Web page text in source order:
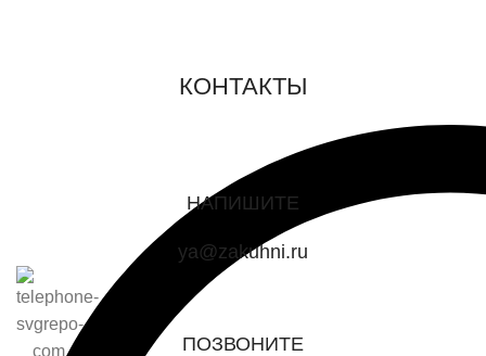
КОНТАКТЫ
НАПИШИТЕ
ya@zakuhni.ru
ПОЗВОНИТЕ